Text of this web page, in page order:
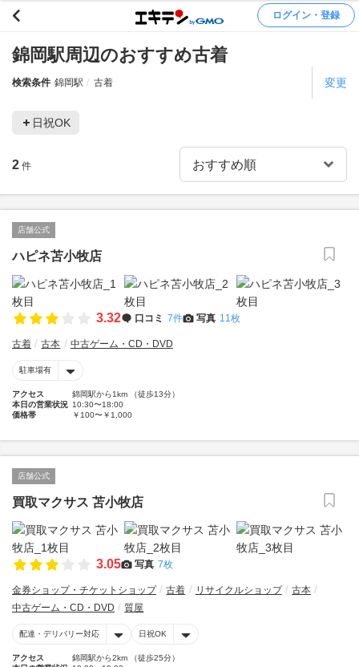
ログイン・登録
錦岡駅周辺のおすすめ古着
検索条件 錦岡駅 古着 変更
日祝OK
2 件
店舗公式
ハピネ苫小牧店
3.32 口コミ 7件 写真 11枚
古着 古本 中古ゲーム・CD・DVD
駐車場有
アクセス
錦岡駅から1km （徒歩13分）
本日の営業状況 10:30〜18:00
価格帯
￥100〜￥1,000
店舗公式
買取マクサス 苫小牧店
3.05 写真 7枚
金券ショップ・チケットショップ 古着 リサイクルショップ
古本
中古ゲーム・CD・DVD
質屋
配達・デリバリー対応 日祝OK
アクセス
錦岡駅から2km （徒歩25分）